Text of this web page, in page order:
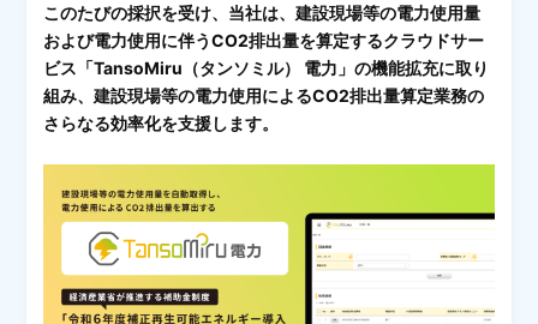
このたびの採択を受け、当社は、建設現場等の電力使用量
および電力使用に伴うCO2排出量を算定するクラウドサー
ビス「TansoMiru（タンソミル） 電力」の機能拡充に取り
組み、建設現場等の電力使用によるCO2排出量算定業務の
さらなる効率化を支援します。